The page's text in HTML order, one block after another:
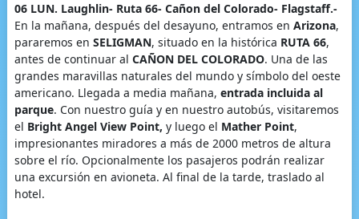
06 LUN. Laughlin- Ruta 66- Cañon del Colorado- Flagstaff.-
En la mañana, después del desayuno, entramos en Arizona,
pararemos en SELIGMAN, situado en la histórica RUTA 66,
antes de continuar al CAÑON DEL COLORADO. Una de las
grandes maravillas naturales del mundo y símbolo del oeste
americano. Llegada a media mañana, entrada incluida al
parque. Con nuestro guía y en nuestro autobús, visitaremos
el Bright Angel View Point, y luego el Mather Point,
impresionantes miradores a más de 2000 metros de altura
sobre el río. Opcionalmente los pasajeros podrán realizar
una excursión en avioneta. Al final de la tarde, traslado al
hotel.